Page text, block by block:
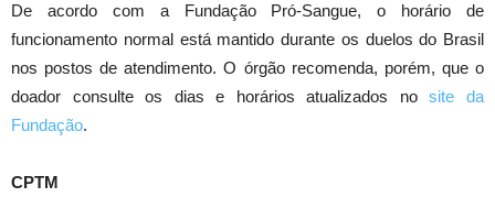
De acordo com a Fundação Pró-Sangue, o horário de
funcionamento normal está mantido durante os duelos do Brasil
nos postos de atendimento. O órgão recomenda, porém, que o
doador consulte os dias e horários atualizados nosite da
Fundação.
CPTM